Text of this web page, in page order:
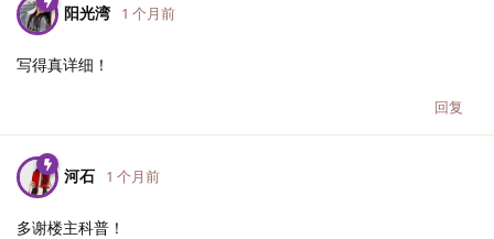
阳光湾 1 个月前
写得真详细！
回复
河石 1 个月前
多谢楼主科普！